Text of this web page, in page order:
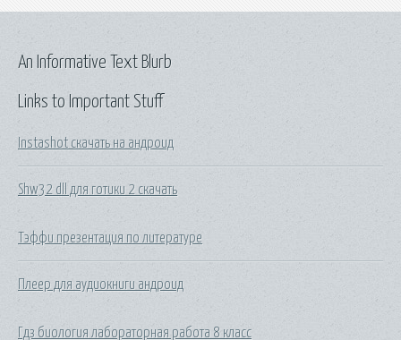
Links to Important Stuff
Instashot скачать на андроид
Shw32 dll для готики 2 скачать
Тэффи презентация по литературе
Плеер для аудиокниги андроид
Гдз биология лабораторная работа 8 класс
An Informative Text Blurb